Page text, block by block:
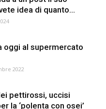
idea di quanto...
oggi al supermercato
2022
pettirossi, uccisi
la ‘polenta con osei’